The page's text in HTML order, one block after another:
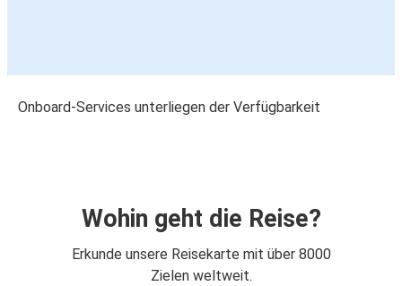
Onboard-Services unterliegen der Verfügbarkeit
Wohin geht die Reise?
Erkunde unsere Reisekarte mit über 8000
Zielen weltweit.